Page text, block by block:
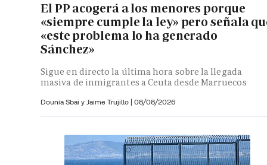
El PP acogerá a los menores porque
«siempre cumple la ley» pero señala
«este problema lo ha generado
Sánchez»
Sigue en directo la última hora sobre la llegada
masiva de inmigrantes a Ceuta desde Marruecos
Dounia Sbai y Jaime Trujillo | 08/08/2026